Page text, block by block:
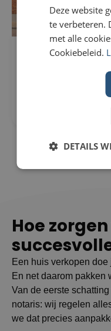
Woning Te koop in
Hoe
Een huis verkopen
En net daarom pakken
Van de eerste
notaris: wij regelen
we dat precies
Deze website
te verbeteren.
met alle
Cookiebeleid.
DETAILS